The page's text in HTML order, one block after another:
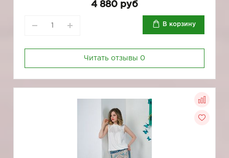
4 880 руб
В корзину
Читать отзывы 0